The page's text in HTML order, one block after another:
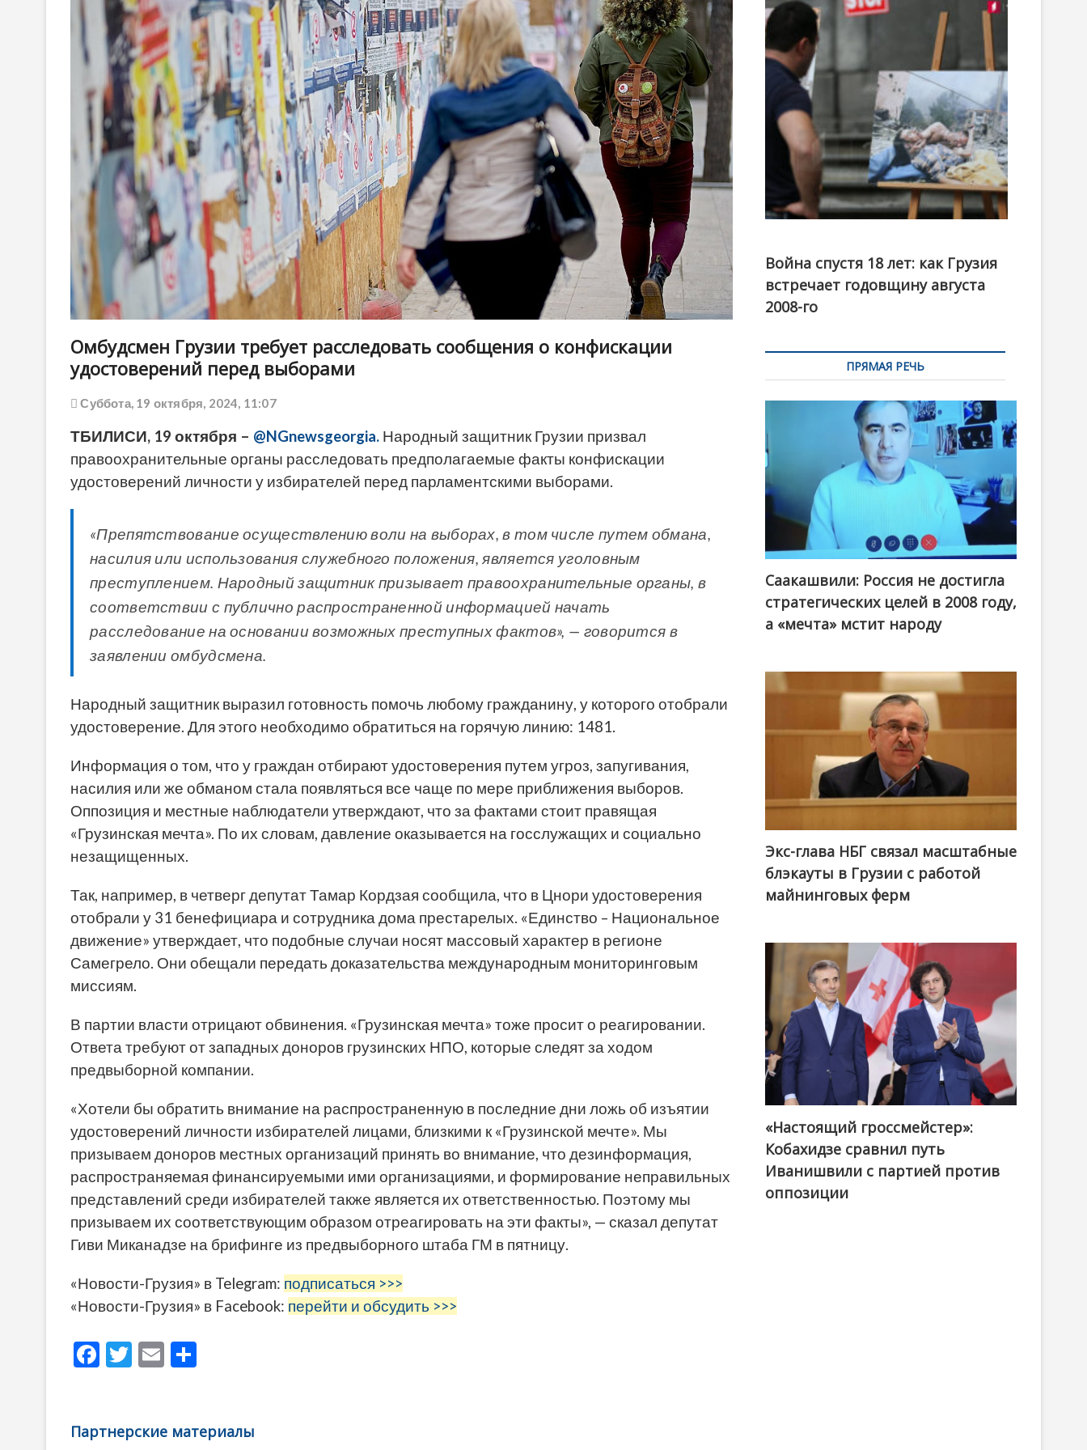
o
n
Омбудсмен Грузии требует расследовать сообщения о конфискации
удостоверений перед выборами
Суббота, 19 октября, 2024, 11:07
ТБИЛИСИ, 19 октября – @NGnewsgeorgia. Народный защитник Грузии призвал
правоохранительные органы расследовать предполагаемые факты конфискации
удостоверений личности у избирателей перед парламентскими выборами.
«Препятствование осуществлению воли на выборах, в том числе путем обмана,
насилия или использования служебного положения, является уголовным
преступлением. Народный защитник призывает правоохранительные органы, в
соответствии с публично распространенной информацией начать
расследование на основании возможных преступных фактов», — говорится в
заявлении омбудсмена.
Народный защитник выразил готовность помочь любому гражданину, у которого отобрали
удостоверение. Для этого необходимо обратиться на горячую линию: 1481.
Информация о том, что у граждан отбирают удостоверения путем угроз, запугивания,
насилия или же обманом стала появляться все чаще по мере приближения выборов.
Оппозиция и местные наблюдатели утверждают, что за фактами стоит правящая
«Грузинская мечта». По их словам, давление оказывается на госслужащих и социально
незащищенных.
Так, например, в четверг депутат Тамар Кордзая сообщила, что в Цнори удостоверения
отобрали у 31 бенефициара и сотрудника дома престарелых. «Единство – Национальное
движение» утверждает, что подобные случаи носят массовый характер в регионе
Самегрело. Они обещали передать доказательства международным мониторинговым
миссиям.
В партии власти отрицают обвинения. «Грузинская мечта» тоже просит о реагировании.
Ответа требуют от западных доноров грузинских НПО, которые следят за ходом
предвыборной компании.
«Хотели бы обратить внимание на распространенную в последние дни ложь об изъятии
удостоверений личности избирателей лицами, близкими к «Грузинской мечте». Мы
призываем доноров местных организаций принять во внимание, что дезинформация,
распространяемая финансируемыми ими организациями, и формирование неправильных
представлений среди избирателей также является их ответственностью. Поэтому мы
призываем их соответствующим образом отреагировать на эти факты», — сказал депутат
Гиви Миканадзе на брифинге из предвыборного штаба ГМ в пятницу.
«Новости-Грузия» в Telegram: подписаться >>>
«Новости-Грузия» в Facebook: перейти и обсудить >>>
F
b
T
er
E
l
а
Партнерские материалы
канал
Война спустя 18 лет: как Грузия
встречает годовщину августа
2008-го
ПРЯМАЯ РЕЧЬ
Саакашвили: Россия не достигла
стратегических целей в 2008 году,
а «мечта» мстит народу
Экс-глава НБГ связал масштабные
блэкауты в Грузии с работой
майнинговых ферм
@ქართული ოცნება / Georgian Dream
«Настоящий гроссмейстер»:
Кобахидзе сравнил путь
Иванишвили с партией против
оппозиции